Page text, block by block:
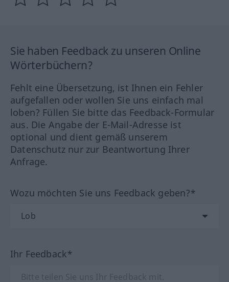
Sie haben Feedback zu unseren Online
Wörterbüchern?
Fehlt eine Übersetzung, ist Ihnen ein Fehler
aufgefallen oder wollen Sie uns einfach mal
loben? Füllen Sie bitte das Feedback-Formular
aus. Die Angabe der E-Mail-Adresse ist
optional und dient gemäß unserem
Datenschutz nur zur Beantwortung Ihrer
Anfrage.
Wozu möchten Sie uns Feedback geben?*
Ihr Feedback*